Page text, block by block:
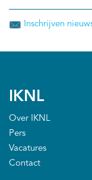
Inschrijven
IKNL
Over IKNL
Pers
Vacatures
Contact